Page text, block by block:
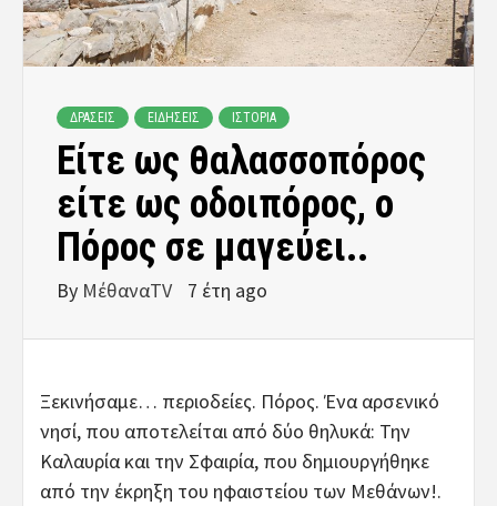
ΔΡΑΣΕΙΣ ΕΙΔΗΣΕΙΣ ΙΣΤΟΡΙΑ
Είτε ως θαλασσοπόρος
είτε ως οδοιπόρος, ο
Πόρος σε μαγεύει..
By ΜέθαναTV 7 έτη ago
Ξεκινήσαμε… περιοδείες. Πόρος. Ένα αρσενικό
νησί, που αποτελείται από δύο θηλυκά: Την
Καλαυρία και την Σφαιρία, που δημιουργήθηκε
από την έκρηξη του ηφαιστείου των Μεθάνων!.